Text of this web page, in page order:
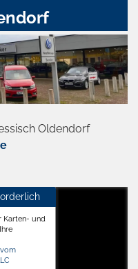
Oldendorf
Karten- und